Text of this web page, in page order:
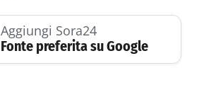
Aggiungi Sora24
Fonte preferita su Google